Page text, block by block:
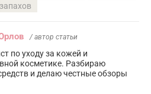
запахов
/ автор статьи
по уходу за кожей и
косметике. Разбираю
и делаю честные обзоры